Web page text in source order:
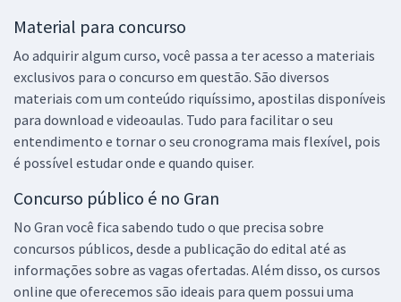
Material para concurso
Ao adquirir algum curso, você passa a ter acesso a materiais
exclusivos para o concurso em questão. São diversos
materiais com um conteúdo riquíssimo, apostilas disponíveis
para download e videoaulas. Tudo para facilitar o seu
entendimento e tornar o seu cronograma mais flexível, pois
é possível estudar onde e quando quiser.
Concurso público é no Gran
No Gran você fica sabendo tudo o que precisa sobre
concursos públicos, desde a publicação do edital até as
informações sobre as vagas ofertadas. Além disso, os cursos
online que oferecemos são ideais para quem possui uma